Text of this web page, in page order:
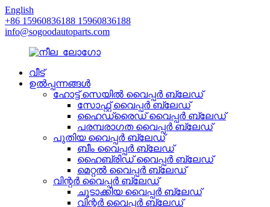
English
+86 15960836188 15960836188
info@sogoodautoparts.com
വീട്
ഉൽപ്പന്നങ്ങൾ
ഹോട്ട് സെയിൽ വൈപ്പർ ബ്ലേഡ്
സോഫ്റ്റ് വൈപ്പർ ബ്ലേഡ്
ഹൈഡ്രൈഡ് വൈപ്പർ ബ്ലേഡ്
പരമ്പരാഗത വൈപ്പർ ബ്ലേഡ്
പുതിയ വൈപ്പർ ബ്ലേഡ്
ബീം വൈപ്പർ ബ്ലേഡ്
ഹൈബ്രിഡ് വൈപ്പർ ബ്ലേഡ്
മെറ്റൽ വൈപ്പർ ബ്ലേഡ്
വിന്റർ വൈപ്പർ ബ്ലേഡ്
ചൂടാക്കിയ വൈപ്പർ ബ്ലേഡ്
വിന്റർ വൈപ്പർ ബ്ലേഡ്